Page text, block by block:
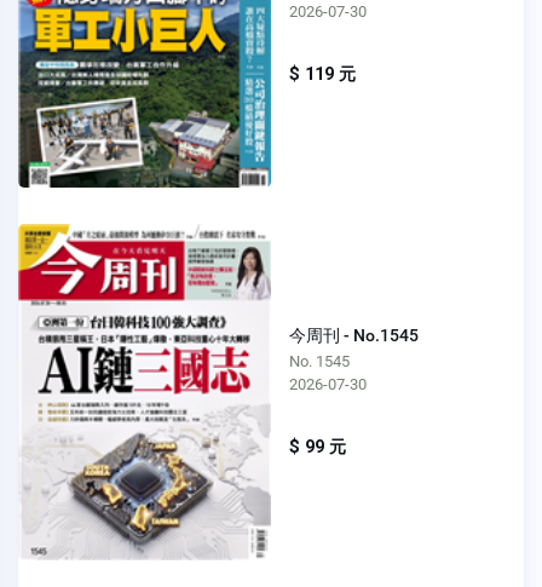
2026-07-30
$ 119 元
今周刊 - No.1545
No. 1545
2026-07-30
$ 99 元